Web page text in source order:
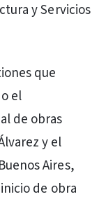
y Servicios
que
el
de obras
y el
Aires,
de obra